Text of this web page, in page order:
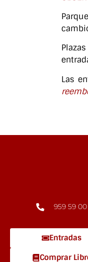
Las
959 59
Entradas
Comprar